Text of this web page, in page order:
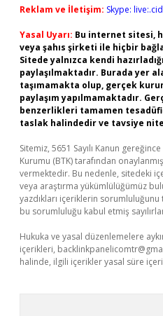
Reklam ve İletişim: Skype:
Yasal Uyarı: Bu internet sitesi,
veya şahıs şirketi ile hiçbir
Sitede yalnızca kendi
paylaşılmaktadır. Burada yer
taşımamakta olup, gerçek
paylaşım yapılmamaktadır.
benzerlikleri tamamen
taslak halindedir ve tavsiye
Sitemiz, 5651 Sayılı Kanun
Kurumu (BTK) tarafından
vermektedir. Bu nedenle, sitedeki
veya araştırma yükümlülüğümüz
yazdıkları içeriklerin
bu sorumluluğu kabul etmiş
Hukuka ve yasal düzenlemelere
içerikleri,
halinde, ilgili içerikler yasal süre